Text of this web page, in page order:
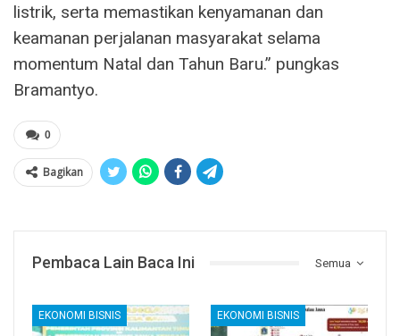
listrik, serta memastikan kenyamanan dan
keamanan perjalanan masyarakat selama
momentum Natal dan Tahun Baru.” pungkas
Bramantyo.
0
Bagikan
Semua
Pembaca Lain Baca Ini
EKONOMI BISNIS EKONOMI BISNIS